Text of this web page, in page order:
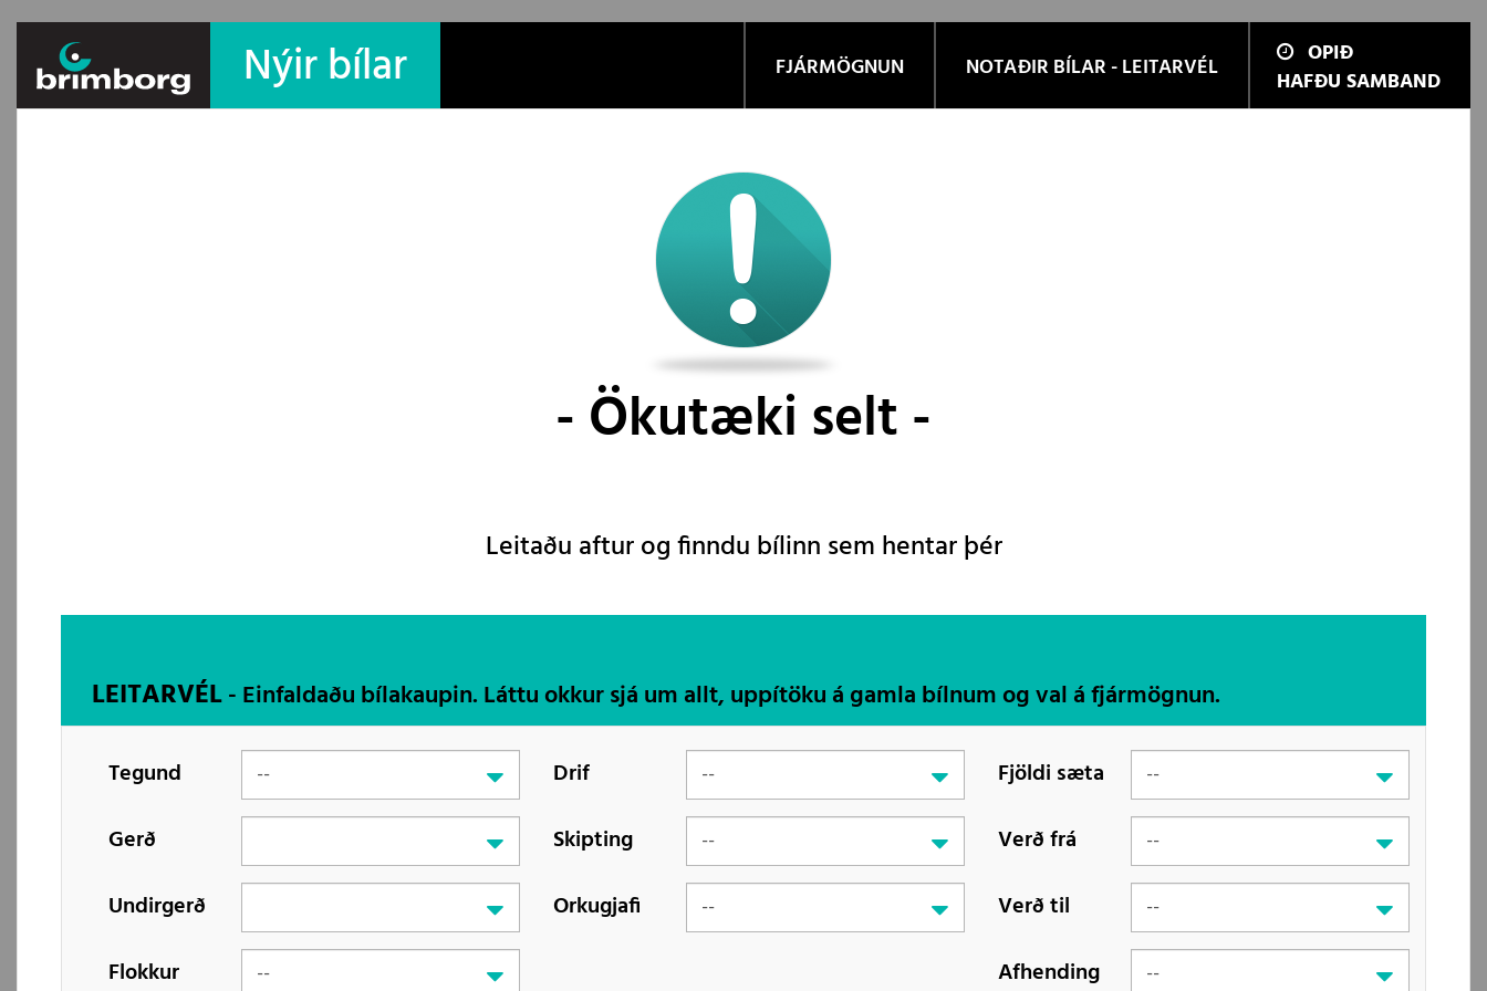
Nýir bílar FJÁRMÖGNUN NOTAÐIR BÍLAR - LEITARVÉL
OPIÐ
HAFÐU SAMBAND
Ökutæki selt
Leitaðu aftur og finndu bílinn sem hentar þér
LEITARVÉL- Einfaldaðu bílakaupin. Láttu okkur sjá um allt, uppítöku á gamla bílnum og val á fjármögnun.
Tegund
Gerð
Undirgerð
Flokkur
Drif
Skipting
Orkugjafi
Fjöldi sæta
Verð frá
Verð til
Afhending